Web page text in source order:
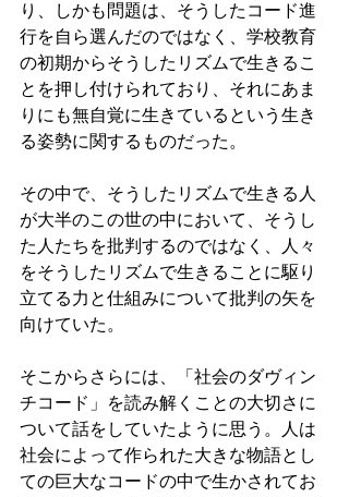
り、しかも問題は、そうしたコード進
行を自ら選んだのではなく、学校教育
の初期からそうしたリズムで生きるこ
とを押し付けられており、それにあま
りにも無自覚に生きているという生き
る姿勢に関するものだった。
その中で、そうしたリズムで生きる人
が大半のこの世の中において、そうし
た人たちを批判するのではなく、人々
をそうしたリズムで生きることに駆り
立てる力と仕組みについて批判の矢を
向けていた。
そこからさらには、「社会のダヴィン
チコード」を読み解くことの大切さに
ついて話をしていたように思う。人は
社会によって作られた大きな物語とし
ての巨大なコードの中で生かされてお